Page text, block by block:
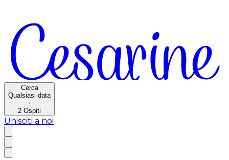
Cerca
Qualsiasi data
·
2 Ospiti
Unisciti a noi